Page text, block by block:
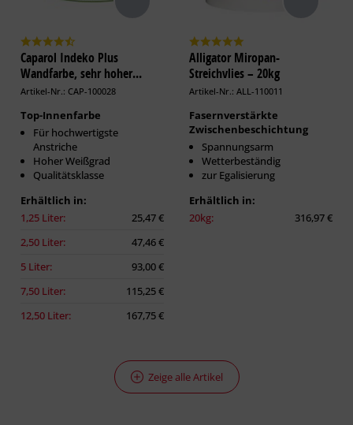
Caparol Indeko Plus
Wandfarbe, sehr hoher...
Artikel-Nr.: CAP-100028
Top-Innenfarbe
Für hochwertigste
Anstriche
Hoher Weißgrad
Qualitätsklasse
Erhältlich in:
1,25 Liter:
25,47 €
2,50 Liter:
47,46 €
5 Liter:
93,00 €
7,50 Liter:
115,25 €
12,50 Liter:
167,75 €
Alligator Miropan-
Streichvlies – 20kg
Artikel-Nr.: ALL-110011
Fasernverstärkte
Zwischenbeschichtung
Spannungsarm
Wetterbeständig
zur Egalisierung
Erhältlich in:
20kg:
316,97 €
Zeige alle Artikel